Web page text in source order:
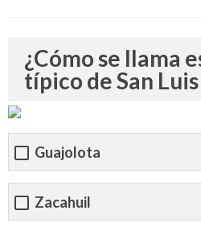
¿Cómo se llama
típico de San
Guajolota
Zacahuil